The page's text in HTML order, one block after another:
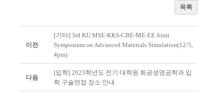
목록
이전
[기타] 3rd KU MSE-KKS-CBE-ME-EE Joint
Symposium on Advanced Materials Simulation(12/5,
4pm)
다음
[입학] 2023학년도 전기 대학원 화공생명공학과 입
학 구술면접 장소 안내